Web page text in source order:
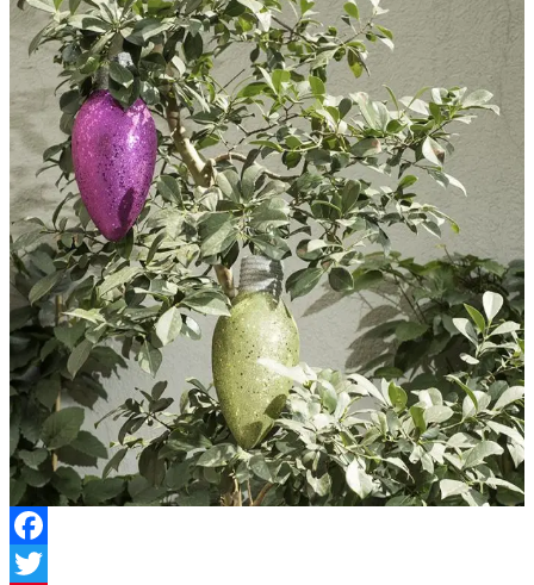
Facebook